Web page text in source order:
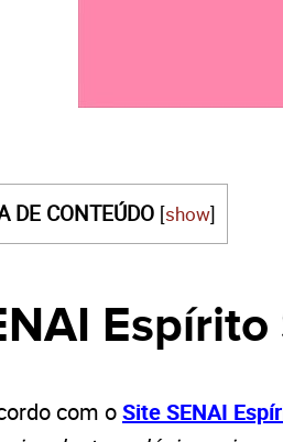
DE CONTEÚDO [show]
Espírito
com oSite SENAI